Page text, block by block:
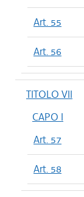
Art. 55
Art. 56
TITOLO VII
CAPO I
Art. 57
Art. 58